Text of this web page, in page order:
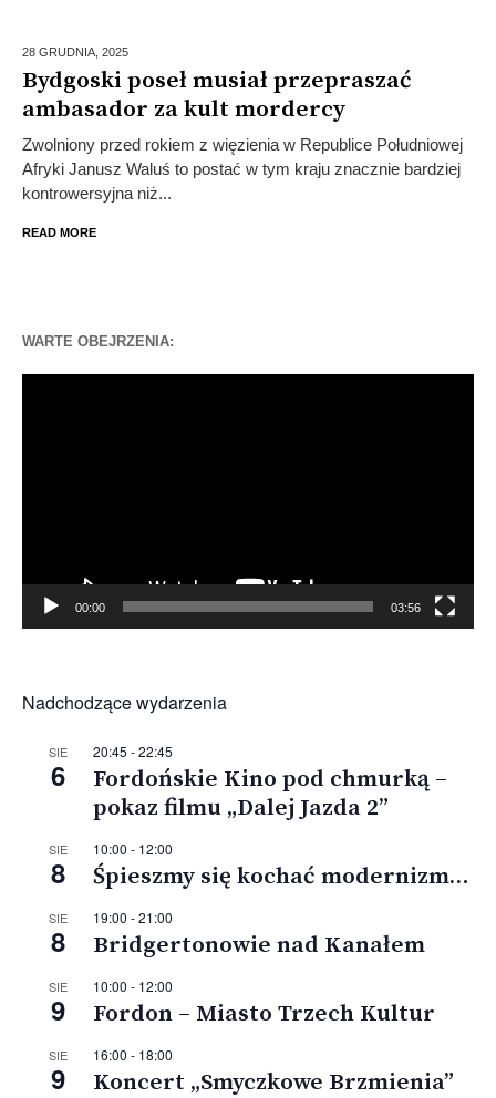
28 GRUDNIA, 2025
Bydgoski poseł musiał przepraszać
ambasador za kult mordercy
Zwolniony przed rokiem z więzienia w Republice Południowej
Afryki Janusz Waluś to postać w tym kraju znacznie bardziej
kontrowersyjna niż...
READ MORE
WARTE OBEJRZENIA:
00:00 03:56
Nadchodzące wydarzenia
SIE
6
20:45 -22:45
Fordońskie Kino pod chmurką –
pokaz filmu „Dalej Jazda 2”
SIE
8
10:00 - 12:00
Śpieszmy się kochać modernizm…
SIE
8
19:00 -21:00
Bridgertonowie nad Kanałem
SIE
9
10:00 - 12:00
Fordon – Miasto Trzech Kultur
SIE
9
16:00 - 18:00
Koncert „Smyczkowe Brzmienia”